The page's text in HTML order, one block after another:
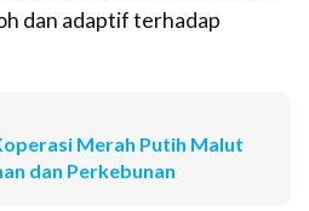
dan adaptif terhadap
Merah Putih Malut
dan Perkebunan